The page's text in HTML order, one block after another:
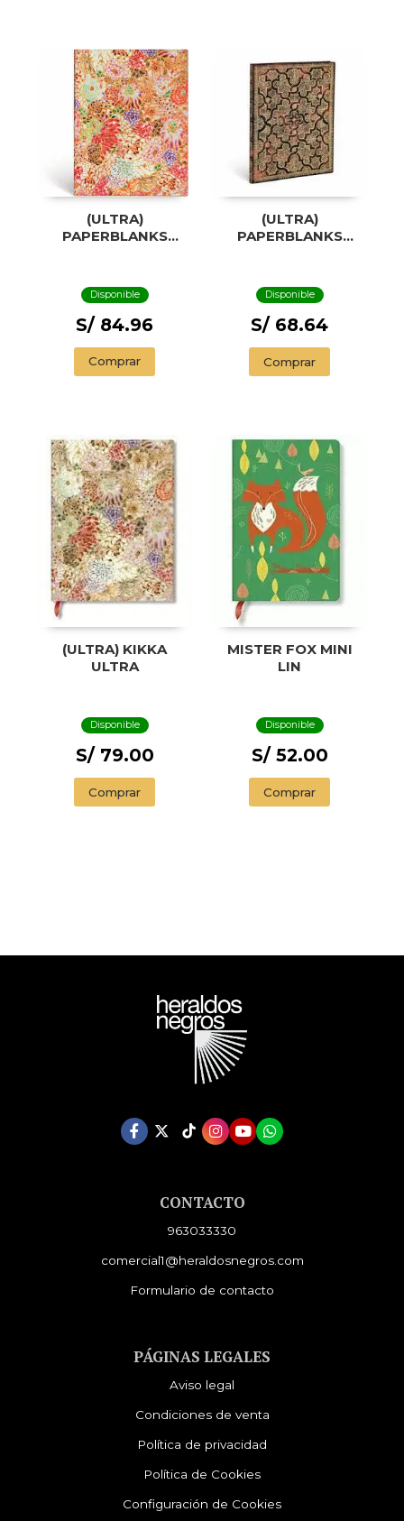
(ULTRA)
PAPERBLANKS
Disponible
S/ 84.96
Comprar
(ULTRA)
PAPERBLANKS
Disponible
S/ 68.64
Comprar
(ULTRA) KIKKA
ULTRA
Disponible
S/ 79.00
Comprar
MISTER FOX MINI
LIN
Disponible
S/ 52.00
Comprar
CONTACTO
963033330
comercial1@heraldosnegros.com
Formulario de contacto
PÁGINAS LEGALES
Aviso legal
Condiciones de venta
Política de privacidad
Política de Cookies
Configuración de Cookies